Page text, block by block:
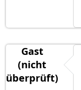
Gast
(nicht
überprüft)